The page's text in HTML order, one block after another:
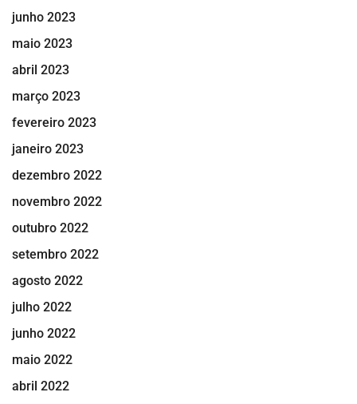
junho 2023
maio 2023
abril 2023
março 2023
fevereiro 2023
janeiro 2023
dezembro 2022
novembro 2022
outubro 2022
setembro 2022
agosto 2022
julho 2022
junho 2022
maio 2022
abril 2022